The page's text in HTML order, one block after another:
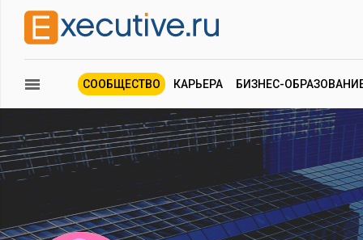
СООБЩЕСТВО КАРЬЕРА БИЗНЕС-